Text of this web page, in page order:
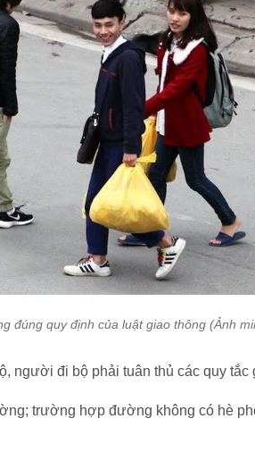
đúng quy định của luật giao thông (Ảnh
người đi bộ phải tuân thủ các quy tắc
trường hợp đường không có hè